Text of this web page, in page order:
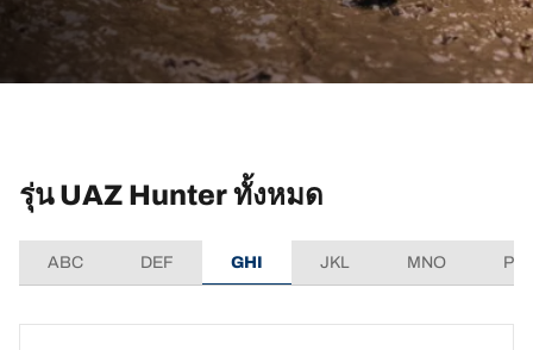
รุ่น UAZ Hunter ทั้งหมด
ABC DEF GHI JKL MNO